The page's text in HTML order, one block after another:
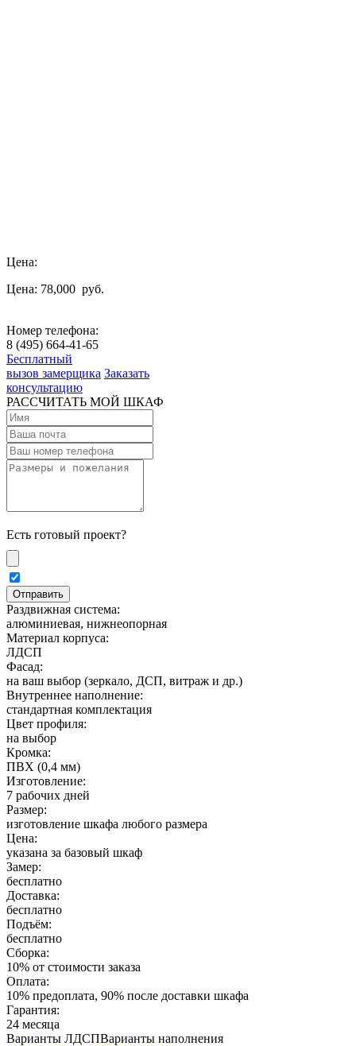
Цена:
Цена: 78,000 руб.
Номер телефона:
8 (495) 664-41-65
Бесплатный
вызов замерщика Заказать
консультацию
РАССЧИТАТЬ МОЙ ШКАФ
Есть готовый проект?
Раздвижная система:
алюминиевая, нижнеопорная
Материал корпуса:
ЛДСП
Фасад:
на ваш выбор (зеркало, ДСП, витраж и др.)
Внутреннее наполнение:
стандартная комплектация
Цвет профиля:
на выбор
Кромка:
ПВХ (0,4 мм)
Изготовление:
7 рабочих дней
Размер:
изготовление шкафа любого размера
Цена:
указана за базовый шкаф
Замер:
бесплатно
Доставка:
бесплатно
Подъём:
бесплатно
Сборка:
10% от стоимости заказа
Оплата:
10% предоплата, 90% после доставки шкафа
Гарантия:
24 месяца
Варианты ЛДСПВарианты наполнения